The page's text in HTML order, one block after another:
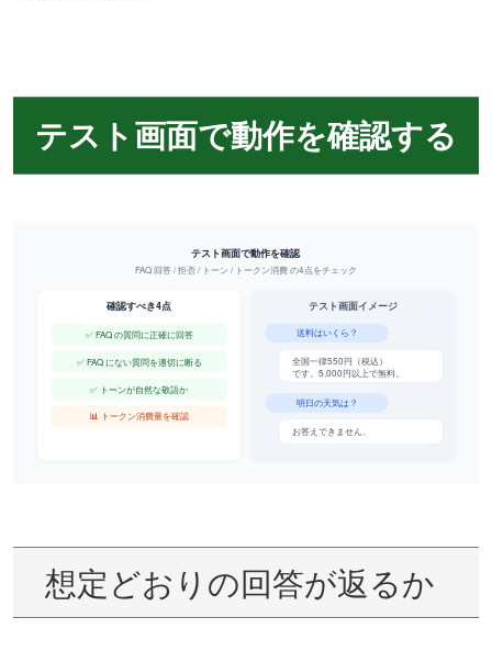
テスト画面で動作を確認する
想定どおりの回答が返るか